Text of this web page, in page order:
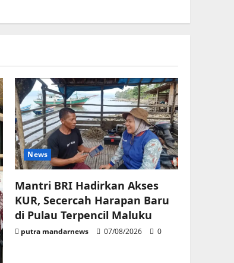
News
Mantri BRI Hadirkan Akses
KUR, Secercah Harapan Baru
di Pulau Terpencil Maluku
putra mandarnews 07/08/2026 0